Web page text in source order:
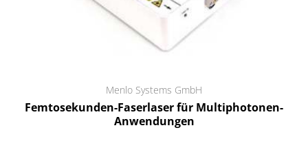
Menlo Systems GmbH
Femtosekunden-Faserlaser für Multiphotonen-
Anwendungen